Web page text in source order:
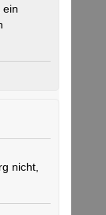
ein
nicht,